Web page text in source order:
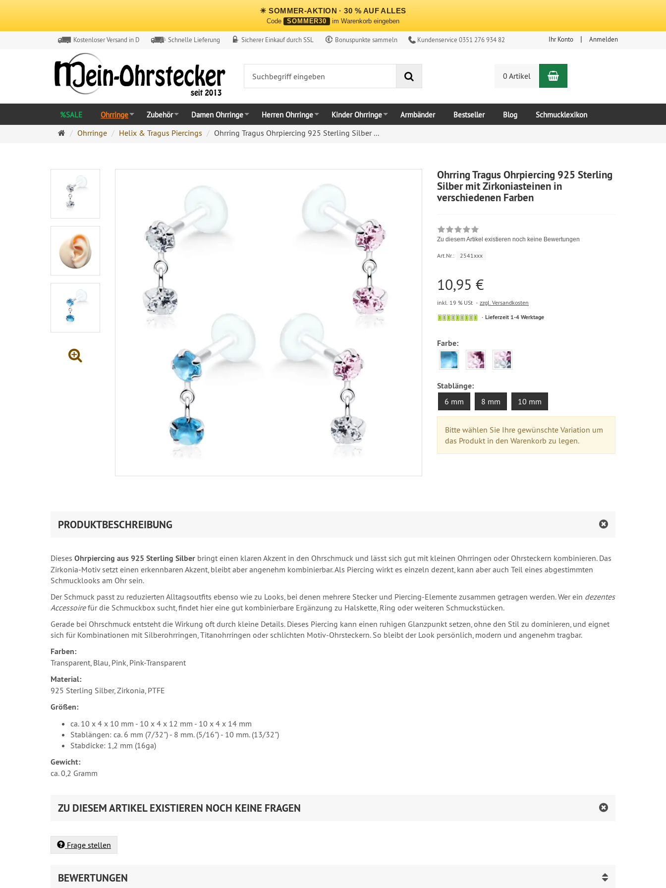
☀ SOMMER-AKTION · 30 % AUF ALLES
Code SOMMER30 im Warenkorb eingeben
Kostenloser Versand in D Schnelle Lieferung Sicherer Einkauf durch SSL Bonuspunkte sammeln Kundenservice 0351 276 934 82 Ihr Konto Anmelden
0 Artikel Warenkorb
%SALE Ohrringe Zubehör Damen Ohrringe Herren Ohrringe Kinder Ohrringe Armbänder Bestseller Blog Schmucklexikon
Ohrringe
Ohrringe Helix & Tragus Piercings Ohrring Tragus Ohrpiercing 925 Sterling Silber ...
Ohrring Tragus Ohrpiercing 925 Sterling
Silber mit Zirkoniasteinen in
verschiedenen Farben
Zu diesem Artikel existieren noch keine Bewertungen
Art.Nr.: 2541xxx
10,95 €
inkl. 19 % USt zzgl. Versandkosten
Lieferzeit 1-4 Werktage
Farbe:
Stablänge:
6 mm 8 mm 10 mm
Bitte wählen Sie Ihre gewünschte Variation um
das Produkt in den Warenkorb zu legen.
PRODUKTBESCHREIBUNG
Dieses Ohrpiercing aus 925 Sterling Silber bringt einen klaren Akzent in den Ohrschmuck und lässt sich gut mit kleinen Ohrringen oder Ohrsteckern kombinieren. Das
Zirkonia-Motiv setzt einen erkennbaren Akzent, bleibt aber angenehm kombinierbar. Als Piercing wirkt es einzeln dezent, kann aber auch Teil eines abgestimmten
Schmucklooks am Ohr sein.
Der Schmuck passt zu reduzierten Alltagsoutfits ebenso wie zu Looks, bei denen mehrere Stecker und Piercing-Elemente zusammen getragen werden. Wer ein dezentes
Accessoirefür die Schmuckbox sucht, findet hier eine gut kombinierbare Ergänzung zu Halskette, Ring oder weiteren Schmuckstücken.
Gerade bei Ohrschmuck entsteht die Wirkung oft durch kleine Details. Dieses Piercing kann einen ruhigen Glanzpunkt setzen, ohne den Stil zu dominieren, und eignet
sich für Kombinationen mit Silberohrringen, Titanohrringen oder schlichten Motiv-Ohrsteckern. So bleibt der Look persönlich, modern und angenehm tragbar.
Farben:
Transparent, Blau, Pink, Pink-Transparent
Material:
925 Sterling Silber, Zirkonia, PTFE
Größen:
ca. 10 x 4 x 10 mm - 10 x 4 x 12 mm - 10 x 4 x 14 mm
Stablängen: ca. 6 mm (7/32") - 8 mm. (5/16") - 10 mm. (13/32")
Stabdicke: 1,2 mm (16ga)
Gewicht:
ca. 0,2 Gramm
ZU DIESEM ARTIKEL EXISTIEREN NOCH KEINE FRAGEN
Frage stellen
BEWERTUNGEN